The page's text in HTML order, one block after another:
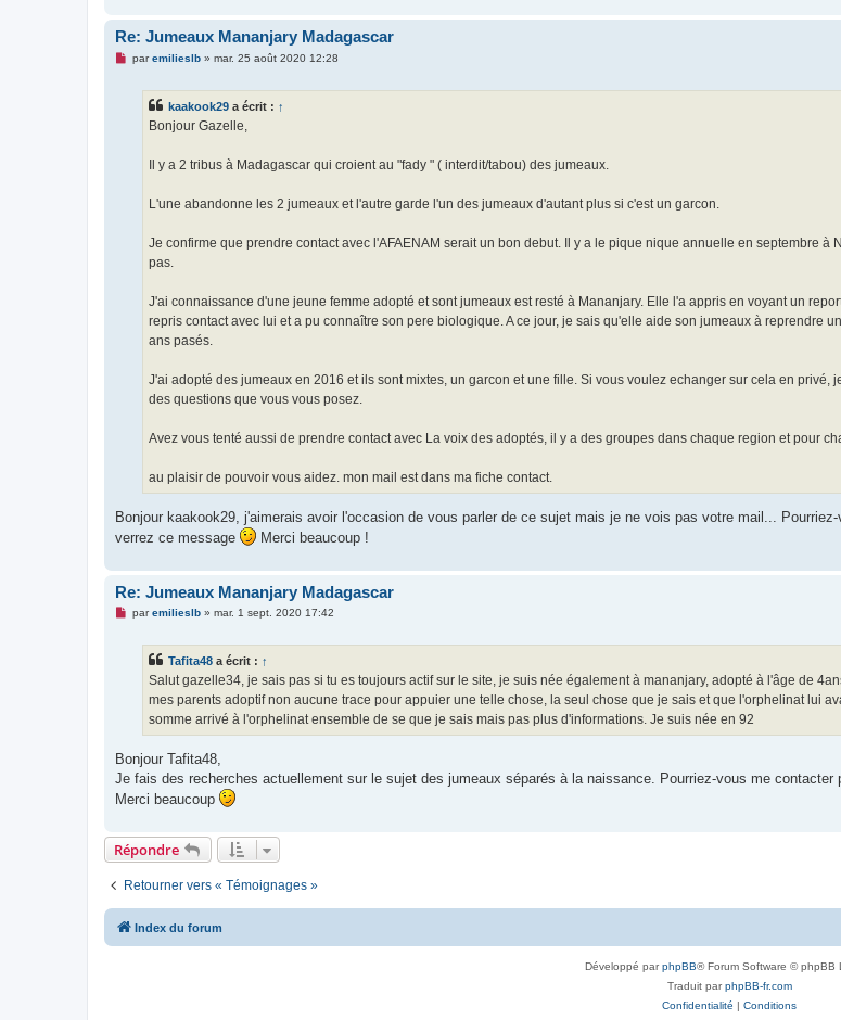
o
n
l
u
Re: Jumeaux Mananjary Madagascar
Mparemilieslb» mar. 25 août 2020 12:28
kaakook29 a écrit : ↑
Bonjour Gazelle,
Il y a 2 tribus à Madagascar qui croient au "fady " ( interdit/tabou) des jumeaux.
L'une abandonne les 2 jumeaux et l'autre garde l'un des jumeaux d'autant plus si c'est un garcon.
Je confirme que prendre contact avec l'AFAENAM serait un bon debut. Il y a le pique nique annuelle en septembre à
pas.
J'ai connaissance d'une jeune femme adopté et sont jumeaux est resté à Mananjary. Elle l'a appris en voyant un
repris contact avec lui et a pu connaître son pere biologique. A ce jour, je sais qu'elle aide son jumeaux à reprendre
ans pasés.
J'ai adopté des jumeaux en 2016 et ils sont mixtes, un garcon et une fille. Si vous voulez echanger sur cela en privé,
des questions que vous vous posez.
Avez vous tenté aussi de prendre contact avec La voix des adoptés, il y a des groupes dans chaque region et pour
au plaisir de pouvoir vous aidez. mon mail est dans ma fiche contact.
Bonjour kaakook29, j'aimerais avoir l'occasion de vous parler de ce sujet mais je ne vois pas votre mail...
verrez ce message
Merci beaucoup !
Re: Jumeaux Mananjary Madagascar
M
u
paremilieslb» mar. 1 sept. 2020 17:42
Tafita48 a écrit : ↑
Salut gazelle34, je sais pas si tu es toujours actif sur le site, je suis née également à mananjary, adopté à l'âge de
mes parents adoptif non aucune trace pour appuier une telle chose, la seul chose que je sais et que l'orphelinat lui
somme arrivé à l'orphelinat ensemble de se que je sais mais pas plus d'informations. Je suis née en 92
Bonjour Tafita48,
Je fais des recherches actuellement sur le sujet des jumeaux séparés à la naissance. Pourriez-vous me contacter
Merci beaucoup
Répondre
Retourner vers « Témoignages »
Index du forum
Développé parphpBB® Forum Software © phpBB
Traduit parphpBB-fr.com
Confidentialité | Conditions